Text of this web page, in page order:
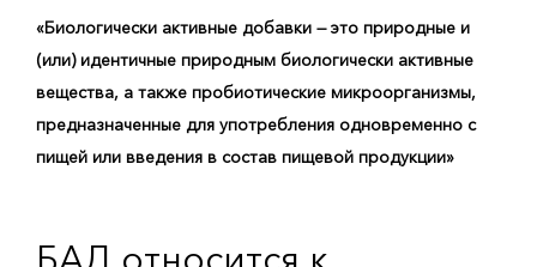
«Биологически активные добавки — это природные и
(или) идентичные природным биологически активные
вещества, а также пробиотические микроорганизмы,
предназначенные для употребления одновременно с
пищей или введения в состав пищевой продукции»